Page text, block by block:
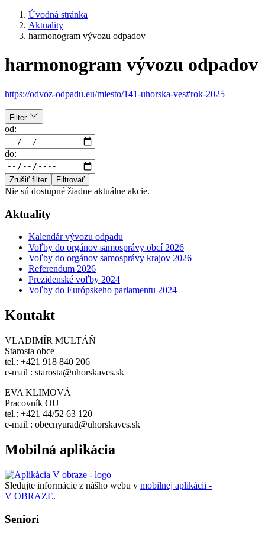
Úvodná stránka
Aktuality
harmonogram vývozu odpadov
harmonogram vývozu odpadov
https://odvoz-odpadu.eu/miesto/141-uhorska-ves#rok-2025
Filter
od:
do:
Zrušiť filter Filtrovať
Nie sú dostupné žiadne aktuálne akcie.
Aktuality
Kalendár vývozu odpadu
Voľby do orgánov samosprávy obcí 2026
Voľby do orgánov samosprávy krajov 2026
Referendum 2026
Prezidenské voľby 2024
Voľby do Európskeho parlamentu 2024
Kontakt
VLADIMÍR MULTÁŇ
Starosta obce
tel.: +421 918 840 206
e-mail : starosta@uhorskaves.sk
EVA KLIMOVÁ
Pracovník OU
tel.: +421 44/52 63 120
e-mail : obecnyurad@uhorskaves.sk
Mobilná aplikácia
Sledujte informácie z nášho webu v mobilnej aplikácii -
V OBRAZE.
Seniori